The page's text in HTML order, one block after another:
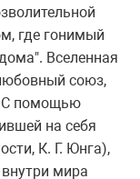
где гонимый
Вселенная
союз,
С помощью
на себя
К. Г. Юнга),
миpа